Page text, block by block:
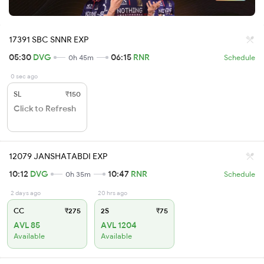
17391 SBC SNNR EXP
05:30 DVG 0h 45m 06:15 RNR Schedule
0 sec ago
SL ₹150
Click to Refresh
12079 JANSHATABDI EXP
10:12 DVG 0h 35m 10:47 RNR Schedule
2 days ago
CC ₹275
AVL 85
Available
20 hrs ago
2S ₹75
AVL 1204
Available